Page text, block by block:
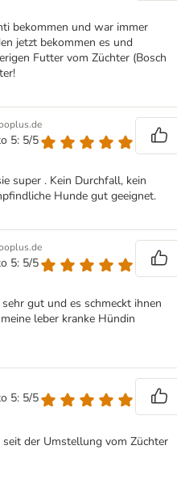
bekommen und war immer
jetzt bekommen es und
Futter vom Züchter (Bosch
5: 5/5
super . Kein Durchfall, kein
Hunde gut geeignet.
5: 5/5
gut und es schmeckt ihnen
leber kranke Hündin
5: 5/5
der Umstellung vom Züchter